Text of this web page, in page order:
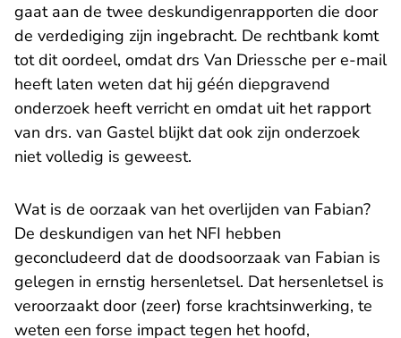
gaat aan de twee deskundigenrapporten die door
de verdediging zijn ingebracht. De rechtbank komt
tot dit oordeel, omdat drs Van Driessche per e-mail
heeft laten weten dat hij géén diepgravend
onderzoek heeft verricht en omdat uit het rapport
van drs. van Gastel blijkt dat ook zijn onderzoek
niet volledig is geweest.
Wat is de oorzaak van het overlijden van Fabian?
De deskundigen van het NFI hebben
geconcludeerd dat de doodsoorzaak van Fabian is
gelegen in ernstig hersenletsel. Dat hersenletsel is
veroorzaakt door (zeer) forse krachtsinwerking, te
weten een forse impact tegen het hoofd,